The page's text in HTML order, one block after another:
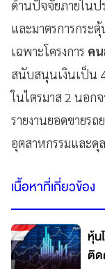
ด้านปัจจัยภายในป
และมาตรการกระ
เฉพาะโครงการ ค
สนับสนุนเงินเป็น
ในไตรมาส 2 นอก
รายงานยอดขายร
อุตสาหกรรมและ
เนื้อหาที่เกี่ยวข้อง
หุ้น
ติด